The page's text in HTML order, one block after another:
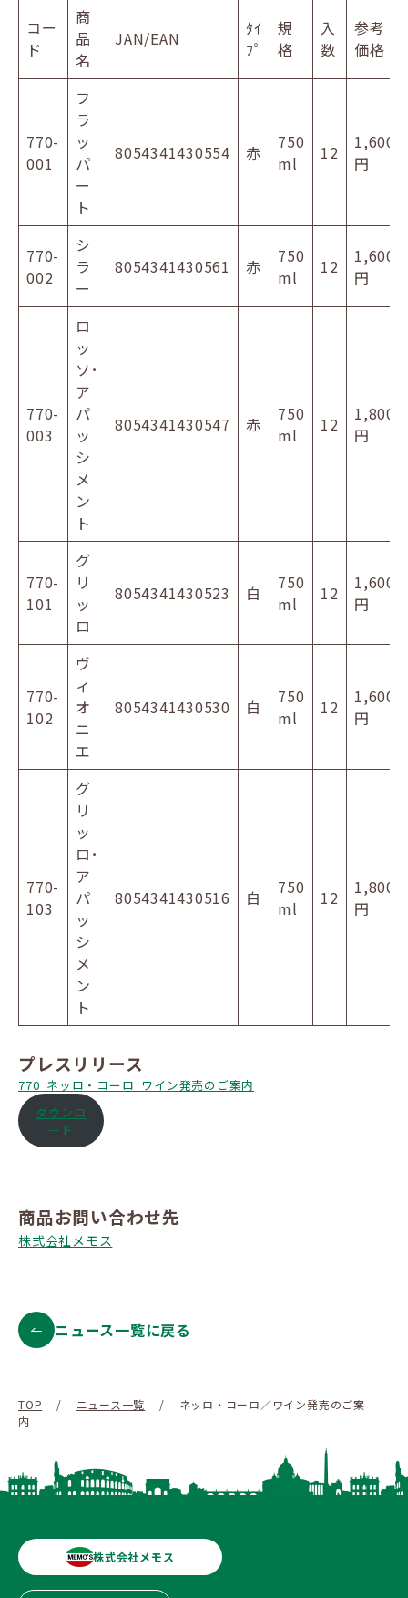
コー
ド
商
品
名
JAN/EAN
ﾀｲ
ﾌﾟ
規
格
入
数
参考
価格
770-
001
フ
ラ
ッ
パ
ー
ト
8054341430554 赤
750
ml
12
1,600
円
770-
002
シ
ラ
ー
8054341430561 赤
750
ml
12
1,600
円
770-
003
ロ
ッ
ソ･
ア
パ
ッ
シ
メ
ン
ト
8054341430547 赤
750
ml
12
1,800
円
770-
101
グ
リ
ッ
ロ
8054341430523 白
750
ml
12
1,600
円
770-
102
ヴ
ィ
オ
ニ
エ
8054341430530 白
750
ml
12
1,600
円
770-
103
グ
リ
ッ
ロ･
ア
パ
ッ
シ
メ
ン
ト
8054341430516 白
750
ml
12
1,800
円
プレスリリース
770_ネッロ・コーロ_ワイン発売のご案内
ダウンロ
ード
商品お問い合わせ先
株式会社メモス
ニュース一覧に戻る
TOP / ニュース一覧 /
ネッロ・コーロ／ワイン発売のご案
内
株式会社メモス